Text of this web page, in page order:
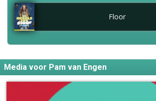
Floor
Media voor Pam van Engen